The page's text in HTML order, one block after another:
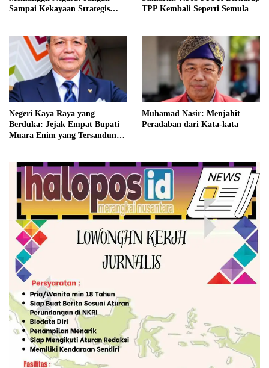
Sampai Kekayaan Strategis
TPP Kembali Seperti Semula
Negeri Kaya Raya yang
Berduka: Jejak Empat Bupati
Muara Enim yang Tersandung
Muhamad Nasir: Menjahit
Peradaban dari Kata-kata